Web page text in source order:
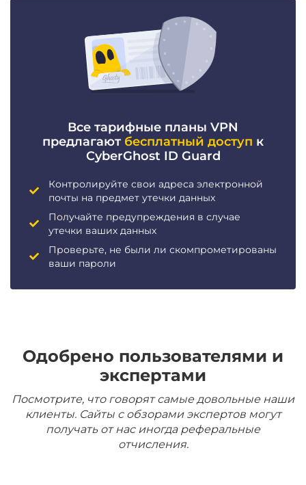
Все тарифные планы VPN
предлагают бесплатный доступ к
CyberGhost ID Guard
Контролируйте свои адреса электронной
почты на предмет утечки данных
Получайте предупреждения в случае
утечки ваших данных
Проверьте, не были ли скомпрометированы
ваши пароли
Одобрено пользователями и
экспертами
Посмотрите, что говорят самые довольные наши
клиенты. Сайты с обзорами экспертов могут
получать от нас иногда реферальные
отчисления.